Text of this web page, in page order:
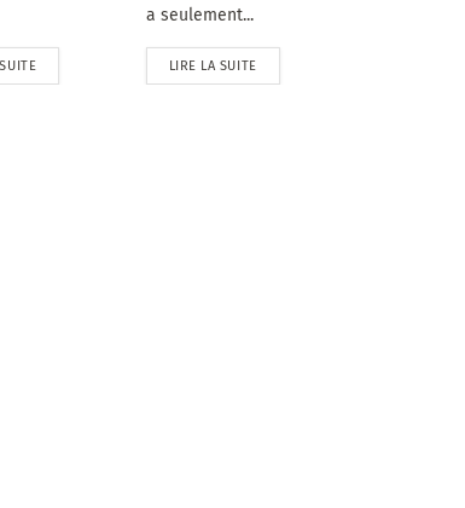
a seulement...
LIRE LA SUITE